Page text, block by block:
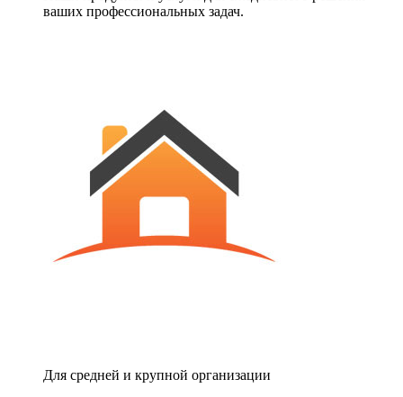
ваших профессиональных задач.
Для средней и крупной организации